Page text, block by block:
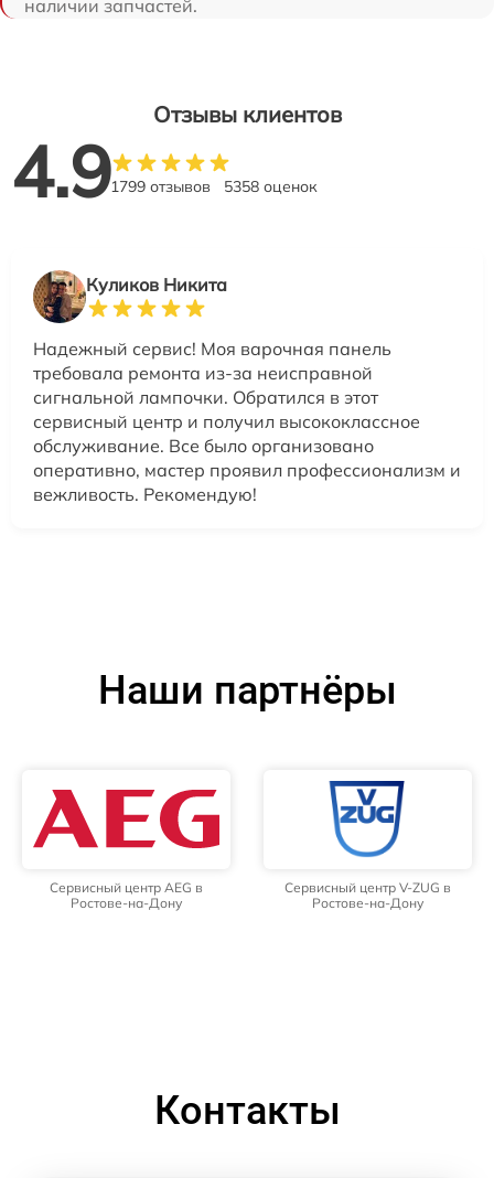
наличии запчастей.
Отзывы клиентов
4.91799 отзывов 5358 оценок
Куликов Никита
Надежный сервис! Моя варочная панель
требовала ремонта из-за неисправной
сигнальной лампочки. Обратился в этот
сервисный центр и получил высококлассное
обслуживание. Все было организовано
оперативно, мастер проявил профессионализм и
вежливость. Рекомендую!
Наши партнёры
Сервисный центр AEG в
Ростове-на-Дону
Сервисный центр V-ZUG в
Ростове-на-Дону
Контакты